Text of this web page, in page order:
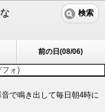
検索
前の日(08/06)
フォ)
で鳴き出して毎日朝4時に